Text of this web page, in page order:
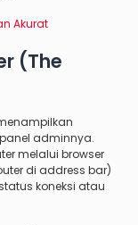
Akurat
(The
adminnya.
melalui browser
di address bar)
koneksi atau